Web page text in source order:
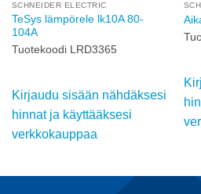
SCHNEIDER ELECTRIC
TeSys lämpörele lk10A 80-
104A
Tuotekoodi LRD3365
Kirjaudu sisään nähdäksesi
hinnat ja käyttääksesi
verkkokauppaa